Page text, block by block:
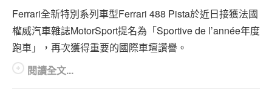
Ferrari全新特別系列車型Ferrari 488 Pista於近日接獲法國
權威汽車雜誌MotorSport提名為「Sportive de l’année年度
跑車」，再次獲得重要的國際車壇讚譽。
閱讀全文...